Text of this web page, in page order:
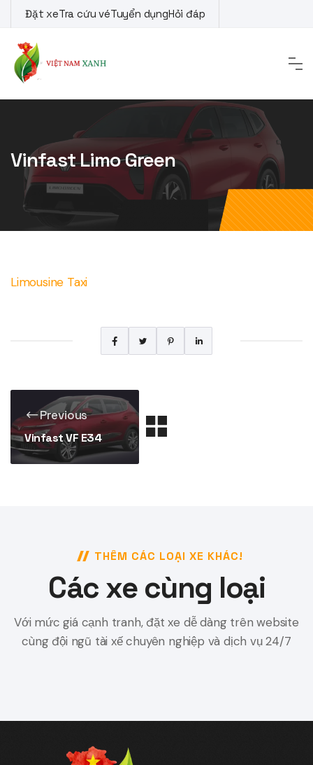
to
content
Đặt xeTra cứu véTuyển dụngHỏi đáp
Vinfast Limo Green
Limousine Taxi
Previous
Vinfast VF E34
THÊM CÁC LOẠI XE KHÁC!
Các xe cùng loại
Với mức giá cạnh tranh, đặt xe dễ dàng trên website
cùng đội ngũ tài xế chuyên nghiệp và dịch vụ 24/7